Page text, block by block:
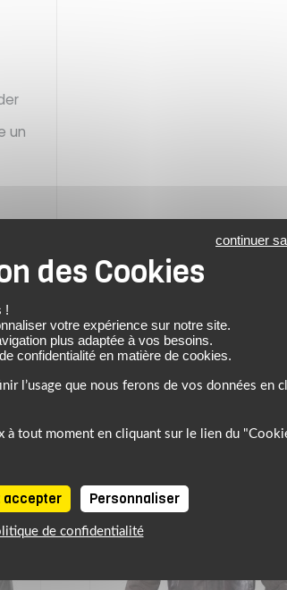
un
DE PRODUITS SIMILAIRES
!
votre expérience sur notre site.
plus adaptée à vos besoins.
confidentialité en matière de cookies.
l’usage que nous ferons de vos données en
à tout moment en cliquant sur le lien du
accepter
continuer
Personnaliser
de confidentialité